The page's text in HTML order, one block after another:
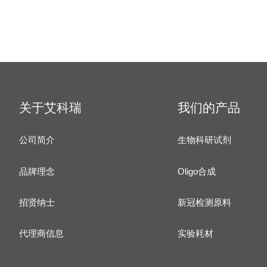
关于艾科瑞
公司简介
品牌理念
招贤纳士
代理商信息
我们的产品
生物科研试剂
Oligo合成
新冠检测原料
实验耗材